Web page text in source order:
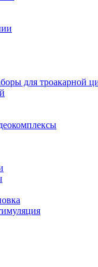
для троакарной